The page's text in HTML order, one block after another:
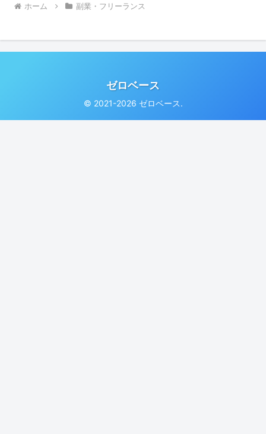
ホーム 副業・フリーランス
ゼロベース
© 2021-2026 ゼロベース.